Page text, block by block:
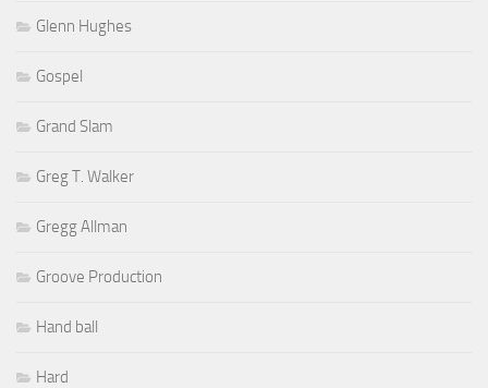
Glenn Hughes
Gospel
Grand Slam
Greg T. Walker
Gregg Allman
Groove Production
Hand ball
Hard